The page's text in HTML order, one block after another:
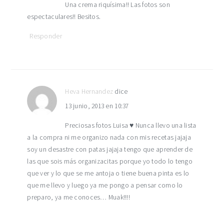
Una crema riquísima!! Las fotos son
espectaculares!! Besitos.
Responder
Heva Hernandez dice
13 junio, 2013 en 10:37
Preciosas fotos Luisa ♥ Nunca llevo una lista
a la compra ni me organizo nada con mis recetas jajaja
soy un desastre con patas jajaja tengo que aprender de
las que sois más organizacitas porque yo todo lo tengo
que ver y lo que se me antoja o tiene buena pinta es lo
que me llevo y luego ya me pongo a pensar como lo
preparo, ya me conoces… Muak!!!!